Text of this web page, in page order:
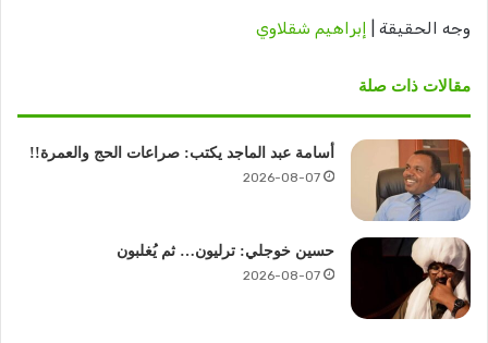
وجه الحقيقة | إبراهيم شقلاوي
مقالات ذات صلة
أسامة عبد الماجد يكتب: صراعات الحج والعمرة!!
2026-08-07
حسين خوجلي: ترليون… ثم يُغلبون
2026-08-07